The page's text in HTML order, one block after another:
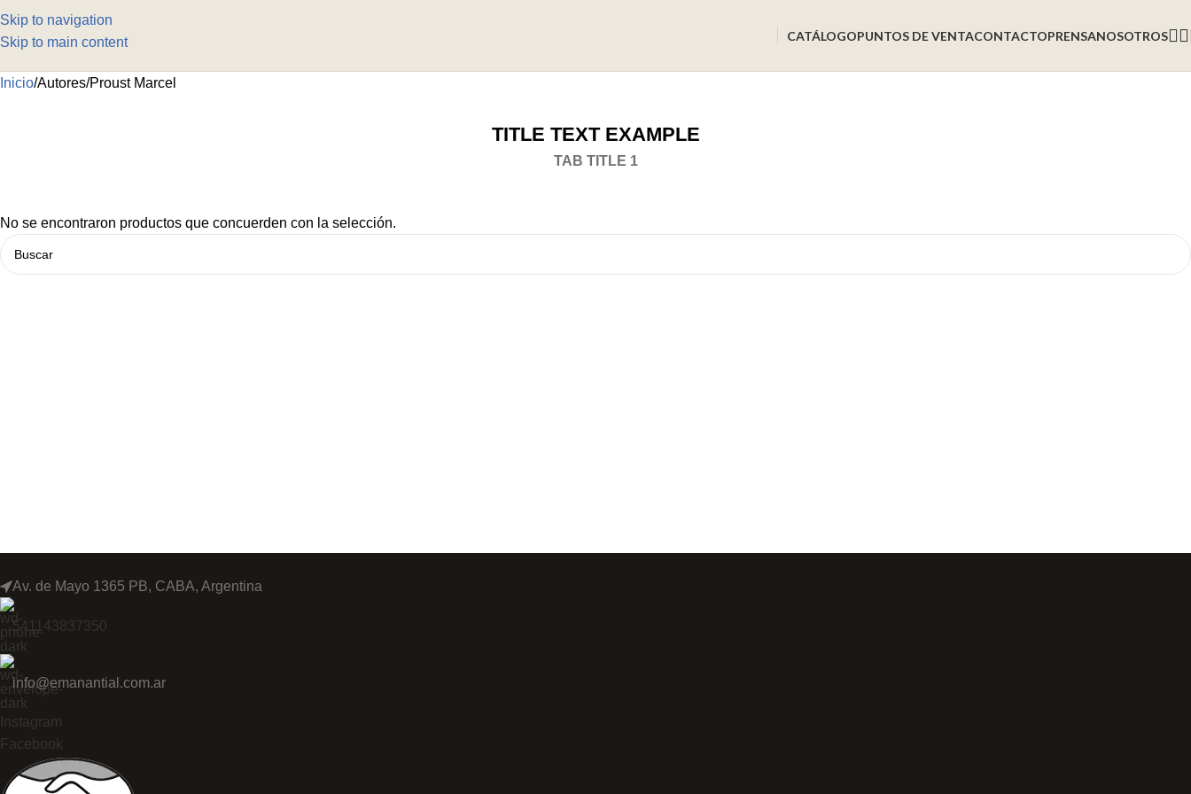
Skip to navigation
Skip to main content
CATÁLOGOPUNTOS DE VENTACONTACTOPRENSANOSOTROS
Inicio Autores Proust Marcel
TITLE TEXT EXAMPLE
TAB TITLE 1
No se encontraron productos que concuerden con la selección.
Av. de Mayo 1365 PB, CABA, Argentina
541143837350
info@emanantial.com.ar
Instagram
Facebook